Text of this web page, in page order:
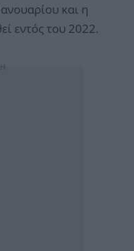
και η
εντός του 2022.